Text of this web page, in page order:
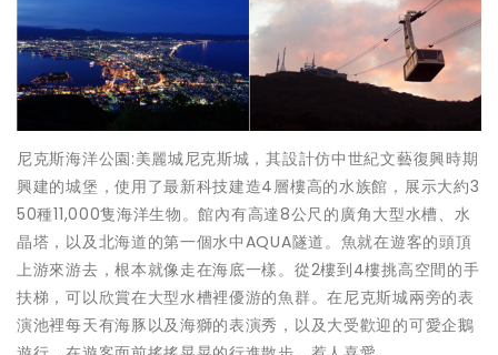
尼克斯海洋公園:美麗城尼克斯城，其設計仿中世紀文藝復興時期
興建的城堡，使用了最新科技建造4層樓高的水族館，展示大約3
50種11,000隻海洋生物。館內有高達8公尺的廣角大型水槽、水
晶塔，以及北海道的第一個水中AQUA隧道。魚就在遊客的頭頂
上游來游去，根本就像走在海底一樣。從2樓到4樓挑高空間的手
扶梯，可以欣賞在大型水槽裡優游的魚群。在尼克斯城兩旁的表
演池裡每天有海豚以及海獅的表演秀，以及大受歡迎的可愛企鵝